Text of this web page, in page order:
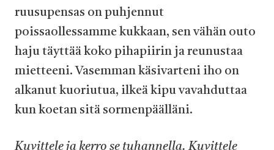
ruusupensas on puhjennut
poissaollessamme kukkaan, sen vähän outo
haju täyttää koko pihapiirin ja reunustaa
mietteeni. Vasemman käsivarteni iho on
alkanut kuoriutua, ilkeä kipu vavahduttaa
kun koetan sitä sormenpäälläni.
Kuvittele ja kerro se tuhannella. Kuvittele